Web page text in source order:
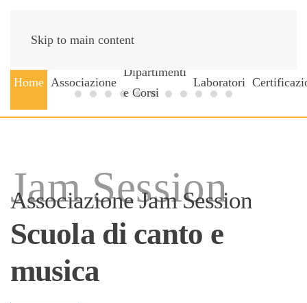
Skip to main content
Home Associazione
Dipartimenti
e Corsi
Laboratori
Iscrizioni sempre aperte
Jam Session
Corsi di Musica d’Insieme
Agevolazioni Fiscali 2025
Music lessons also in
Jam
Jam Session
Associazione Jam Session
Scuola di canto e
musica